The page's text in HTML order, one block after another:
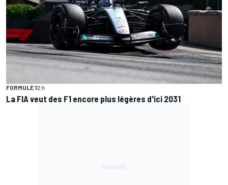
FORMULE 12 h
La FIA veut des F1 encore plus légères d'ici 2031